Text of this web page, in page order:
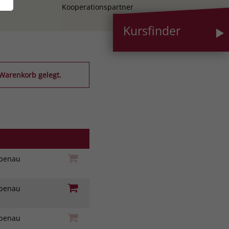
Kooperationspartner
Kursfinder
gelegt.